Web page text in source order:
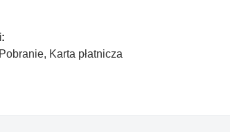
Karta płatnicza